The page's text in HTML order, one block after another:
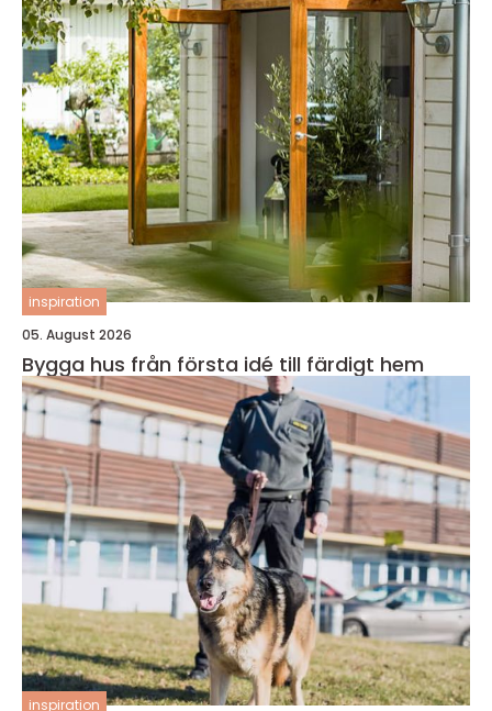
inspiration
05. August 2026
Bygga hus från första idé till färdigt hem
inspiration